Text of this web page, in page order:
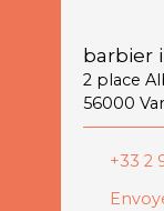
barbier
2 place
56000
+33 2